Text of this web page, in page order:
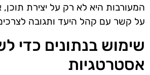
המעורבות היא לא רק על יצירת
על קשר עם קהל היעד ותגובה
שימוש בנתונים כדי
אסטרטגיות